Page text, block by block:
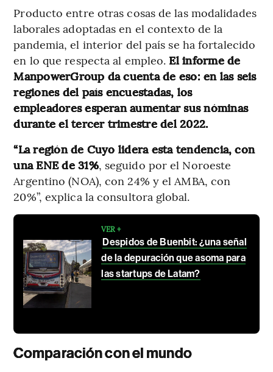
Producto entre otras cosas de las modalidades
laborales adoptadas en el contexto de la
pandemia, el interior del país se ha fortalecido
en lo que respecta al empleo. El informe de
ManpowerGroup da cuenta de eso: en las seis
regiones del país encuestadas, los
empleadores esperan aumentar sus nóminas
durante el tercer trimestre del 2022.
“La región de Cuyo lidera esta tendencia, con
una ENE de 31%, seguido por el Noroeste
Argentino (NOA), con 24% y el AMBA, con
20%”, explica la consultora global.
VER +
Despidos de Buenbit: ¿una señal
de la depuración que asoma para
las startups de Latam?
Comparación con el mundo